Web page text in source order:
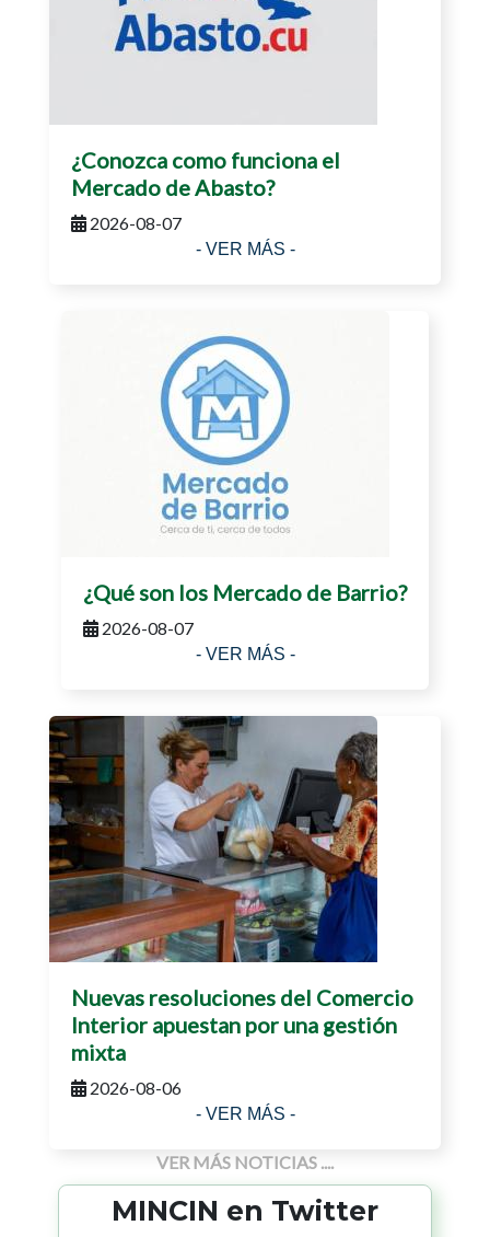
¿Conozca como funciona el
Mercado de Abasto?
2026-08-07
- VER MÁS -
¿Qué son los Mercado de Barrio?
2026-08-07
- VER MÁS -
Nuevas resoluciones del Comercio
Interior apuestan por una gestión
mixta
2026-08-06
- VER MÁS -
VER MÁS NOTICIAS ....
MINCIN en Twitter